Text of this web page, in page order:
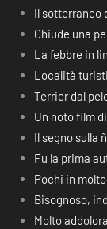
Il sotterraneo
Chiude una
La febbre in
Località
Terrier dal
Un noto film
Il segno sulla
Fu la prima
Pochi in
Bisognoso,
Molto